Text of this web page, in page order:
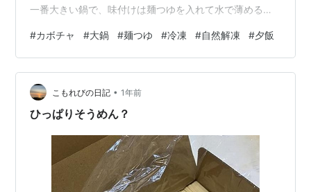
一番大きい鍋で、味付けは麺つゆを入れて水で薄めるだ
保存↓ 豆腐の空きパックに入れて冷凍するが、朝に冷蔵
室へ移して自然解凍。夕飯ごろには食える🥰 古いブログ
記事からは下記にリンクできません。 中央マンドリンク
ラブのページへリンクします。 群馬中央ギター学院のぺ
ージへリンクします。 フランク永井鉛筆画前橋展示室へ
#カボチャ #大鍋 #麺つゆ #冷凍 #自然解凍 #夕飯
こもれびの日記 • 1年前
ひっぱりそうめん？